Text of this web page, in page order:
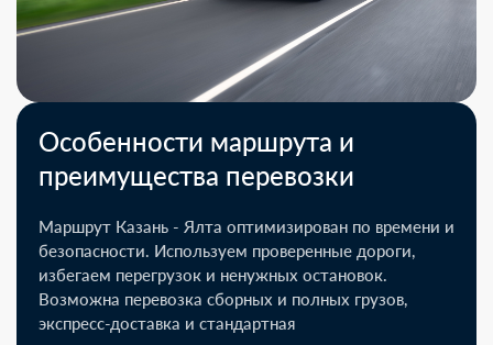
Особенности маршрута и
преимущества перевозки
Маршрут Казань - Ялта оптимизирован по времени и
безопасности. Используем проверенные дороги,
избегаем перегрузок и ненужных остановок.
Возможна перевозка сборных и полных грузов,
экспресс-доставка и стандартная